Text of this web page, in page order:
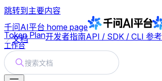
跳转到主要内容
千问AI平台 home page
文档
Token Plan开发者指南API / SDK / CLI 参考
工作台
搜索文档